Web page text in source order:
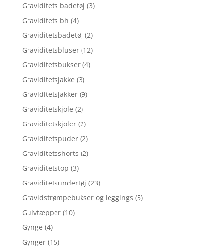
Graviditets badetøj (3)
Graviditets bh (4)
Graviditetsbadetøj (2)
Graviditetsbluser (12)
Graviditetsbukser (4)
Graviditetsjakke (3)
Graviditetsjakker (9)
Graviditetskjole (2)
Graviditetskjoler (2)
Graviditetspuder (2)
Graviditetsshorts (2)
Graviditetstop (3)
Graviditetsundertøj (23)
Gravidstrømpebukser og leggings (5)
Gulvtæpper (10)
Gynge (4)
Gynger (15)